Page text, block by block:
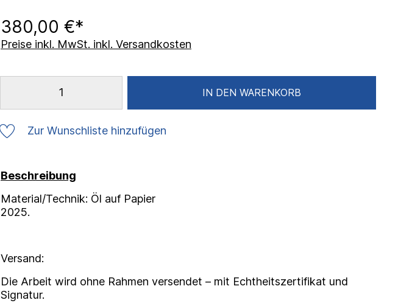
380,00 €*
Preise inkl. MwSt. inkl. Versandkosten
IN DEN WARENKORB
Zur Wunschliste hinzufügen
Beschreibung
Material/Technik: Öl auf Papier
2025.
Versand:
Die Arbeit wird ohne Rahmen versendet – mit Echtheitszertifikat und
Signatur.